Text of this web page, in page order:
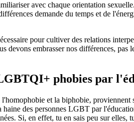
avec chaque orientation
demande du temps et de
pour cultiver des relations
devons embrasser nos différences,
phobies par
et la biphobie, proviennent
des personnes LGBT par
Si, en effet, tu en sais peu sur